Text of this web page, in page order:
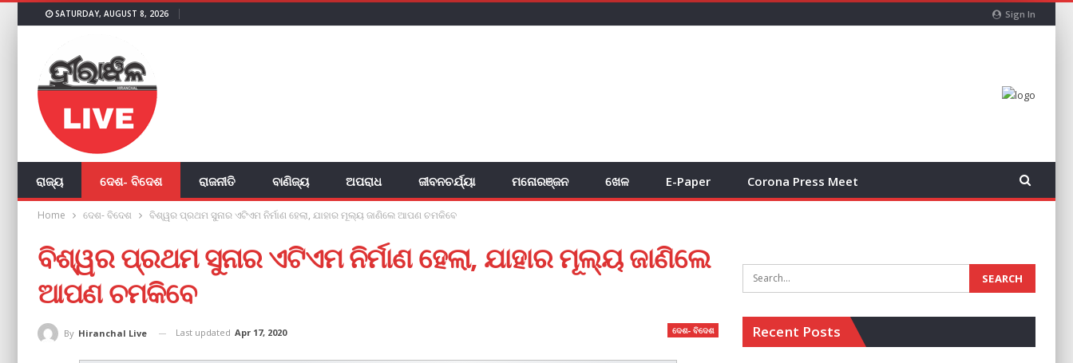
Sign In
SATURDAY, AUGUST 8, 2026
ରାଜ୍ୟ ଦେଶ- ବିଦେଶ ରାଜନୀତି ବାଣିଜ୍ୟ ଅପରାଧ ଜୀବନଚର୍ଯ୍ୟା ମନୋରଞ୍ଜନ ଖେଳ E-Paper Corona Press Meet
Home ଦେଶ- ବିଦେଶ ବିଶ୍ୱର ପ୍ରଥମ ସୁନାର ଏଟିଏମ ନିର୍ମାଣ ହେଲା, ଯାହାର ମୂଲ୍ୟ ଜାଣିଲେ ଆପଣ ଚମକିବେ
ବିଶ୍ୱର ପ୍ରଥମ ସୁନାର ଏଟିଏମ ନିର୍ମାଣ ହେଲା, ଯାହାର ମୂଲ୍ୟ ଜାଣିଲେ
ଆପଣ ଚମକିବେ
ଦେଶ- ବିଦେଶ
By Hiranchal Live Last updated Apr 17, 2020 Recent Posts